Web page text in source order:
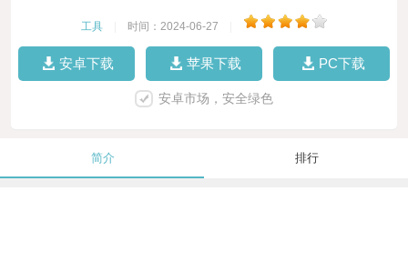
工具 时间：2024-06-27
安卓下载 苹果下载 PC下载
安卓市场，安全绿色
简介 排行